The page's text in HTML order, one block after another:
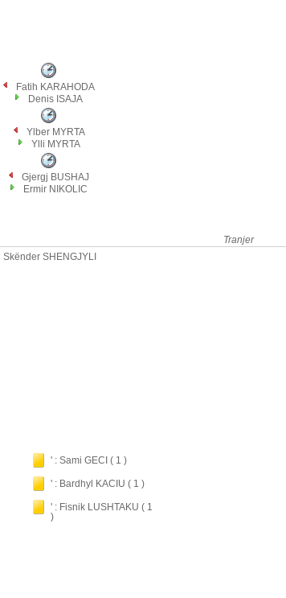
Fatih KARAHODA
Denis ISAJA
Ylber MYRTA
Ylli MYRTA
Gjergj BUSHAJ
Ermir NIKOLIC
Tranjer
Skënder SHENGJYLI
' : Sami GECI ( 1 )
' : Bardhyl KACIU ( 1 )
' : Fisnik LUSHTAKU ( 1
)